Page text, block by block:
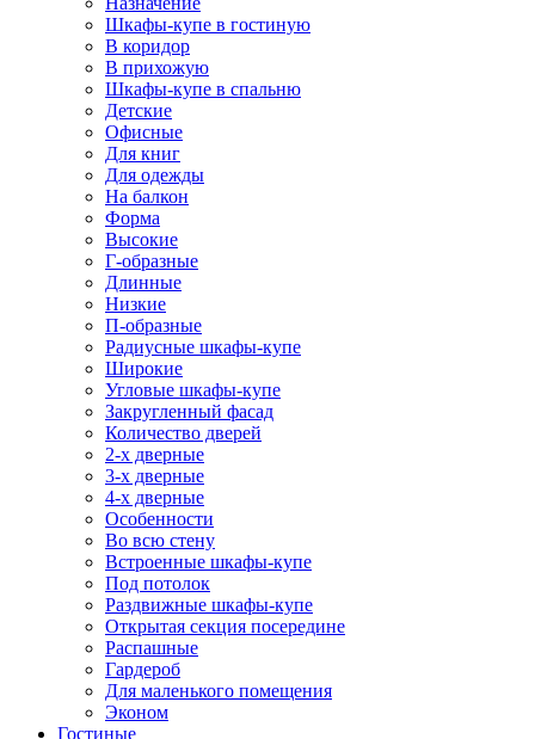
Шкафы-купе в гостиную
В коридор
В прихожую
Шкафы-купе в спальню
Детские
Офисные
Для книг
Для одежды
На балкон
Форма
Высокие
Г-образные
Длинные
Низкие
П-образные
Радиусные шкафы-купе
Широкие
Угловые шкафы-купе
Закругленный фасад
Количество дверей
2-х дверные
3-х дверные
4-х дверные
Особенности
Во всю стену
Встроенные шкафы-купе
Под потолок
Раздвижные шкафы-купе
Открытая секция посередине
Распашные
Гардероб
Для маленького помещения
Эконом
Гостиные